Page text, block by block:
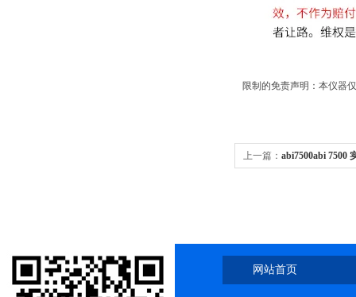
限制的免责声明：本仪器
上一篇： abi7500abi 7500
网站首页